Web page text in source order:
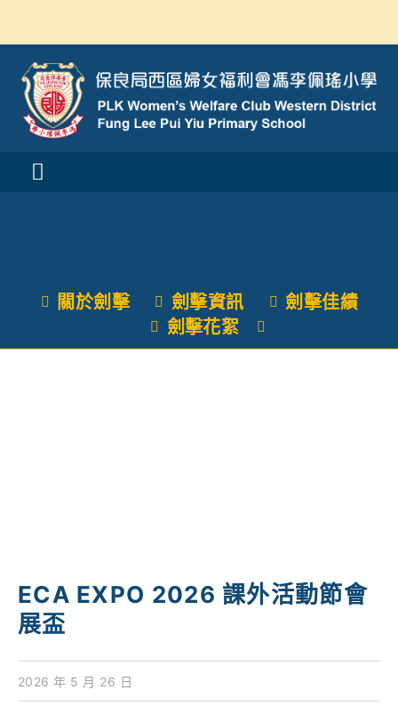
content
Toggle
學與教
校風及學生支援
關於劍擊 劍擊資訊
劍擊佳績
劍擊花絮
ECA EXPO 2026 課外活動節會
展盃
2026 年 5 月 26 日